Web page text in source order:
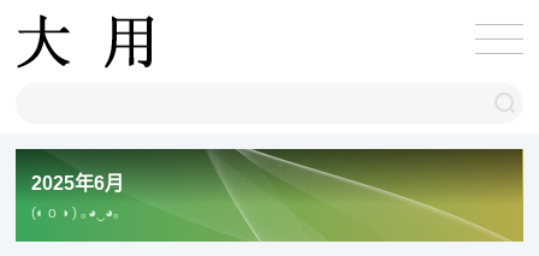
2025年6月
(◐ o ◑ ) ｡◕‿◕｡